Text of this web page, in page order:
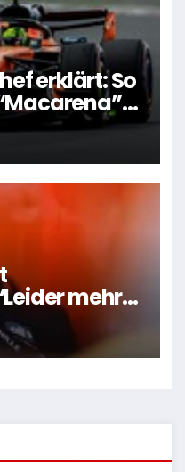
erklärt: So
mehr